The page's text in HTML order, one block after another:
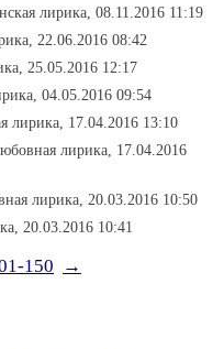
лирика, 08.11.2016 11:19
22.06.2016 08:42
25.05.2016 12:17
04.05.2016 09:54
лирика, 17.04.2016 13:10
лирика, 17.04.2016
лирика, 20.03.2016 10:50
20.03.2016 10:41
150 →